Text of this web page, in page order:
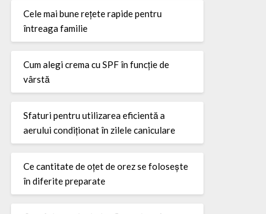
Cele mai bune rețete rapide pentru
întreaga familie
Cum alegi crema cu SPF în funcție de
vârstă
Sfaturi pentru utilizarea eficientă a
aerului condiționat în zilele caniculare
Ce cantitate de oțet de orez se folosește
în diferite preparate